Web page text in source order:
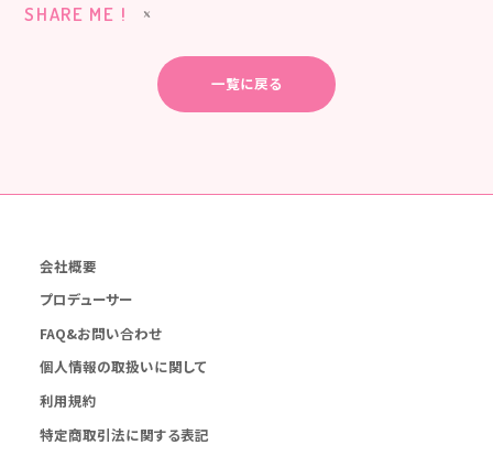
SHARE ME !
一覧に戻る
会社概要
プロデューサー
FAQ&お問い合わせ
個人情報の取扱いに関して
利用規約
特定商取引法に関する表記